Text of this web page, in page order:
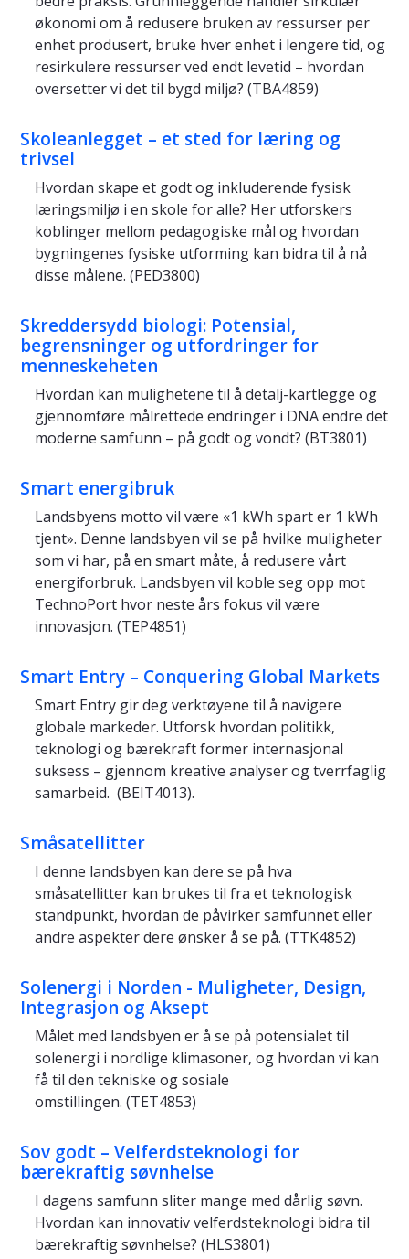
økonomi om å redusere bruken av ressurser per
enhet produsert, bruke hver enhet i lengere tid, og
resirkulere ressurser ved endt levetid – hvordan
oversetter vi det til bygd miljø? (TBA4859)
Skoleanlegget – et sted for læring og
trivsel
Hvordan skape et godt og inkluderende fysisk
læringsmiljø i en skole for alle? Her utforskers
koblinger mellom pedagogiske mål og hvordan
bygningenes fysiske utforming kan bidra til å nå
disse målene. (PED3800)
Skreddersydd biologi: Potensial,
begrensninger og utfordringer for
menneskeheten
Hvordan kan mulighetene til å detalj-kartlegge og
gjennomføre målrettede endringer i DNA endre det
moderne samfunn – på godt og vondt? (BT3801)
Smart energibruk
Landsbyens motto vil være «1 kWh spart er 1 kWh
tjent». Denne landsbyen vil se på hvilke muligheter
som vi har, på en smart måte, å redusere vårt
energiforbruk. Landsbyen vil koble seg opp mot
TechnoPort hvor neste års fokus vil være
innovasjon. (TEP4851)
Smart Entry – Conquering Global Markets
Smart Entry gir deg verktøyene til å navigere
globale markeder. Utforsk hvordan politikk,
teknologi og bærekraft former internasjonal
suksess – gjennom kreative analyser og tverrfaglig
samarbeid. (BEIT4013).
Småsatellitter
I denne landsbyen kan dere se på hva
småsatellitter kan brukes til fra et teknologisk
standpunkt, hvordan de påvirker samfunnet eller
andre aspekter dere ønsker å se på. (TTK4852)
Solenergi i Norden - Muligheter, Design,
Integrasjon og Aksept
Målet med landsbyen er å se på potensialet til
solenergi i nordlige klimasoner, og hvordan vi kan
få til den tekniske og sosiale
omstillingen. (TET4853)
Sov godt – Velferdsteknologi for
bærekraftig søvnhelse
I dagens samfunn sliter mange med dårlig søvn.
Hvordan kan innovativ velferdsteknologi bidra til
bærekraftig søvnhelse? (HLS3801)